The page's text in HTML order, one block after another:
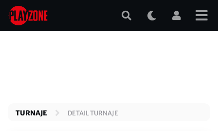
Přejít
hlavnímu
TURNAJE DETAIL TURNAJE